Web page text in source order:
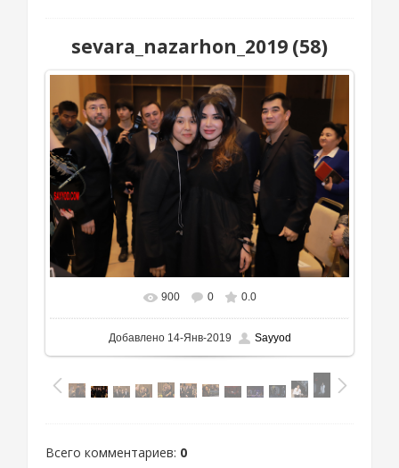
sevara_nazarhon_2019 (58)
900 0 0.0
Добавлено14-Янв-2019 Sayyod
Всего комментариев: 0